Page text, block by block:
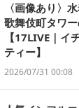
〈画像あり〉
歌舞伎町タワ
【17LIVE｜
ティー】
2026/07/31 00:08